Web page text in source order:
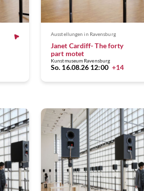
Ausstellungenin Ravensburg
Janet Cardiff- The forty
part motet
Kunstmuseum Ravensburg
So. 16.08.26 12:00 +14